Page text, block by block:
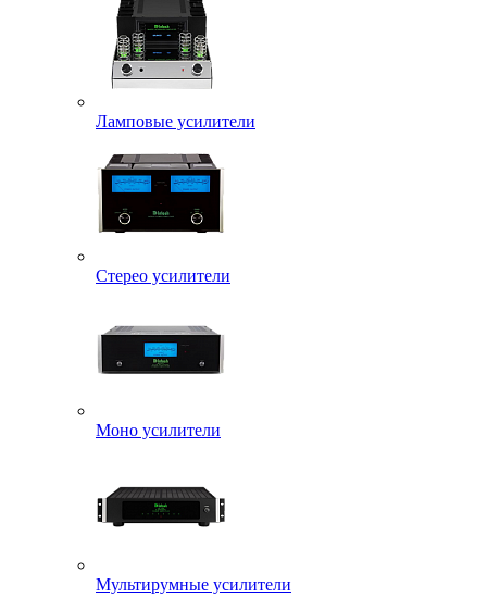
Ламповые усилители
Стерео усилители
Моно усилители
Мультирумные усилители